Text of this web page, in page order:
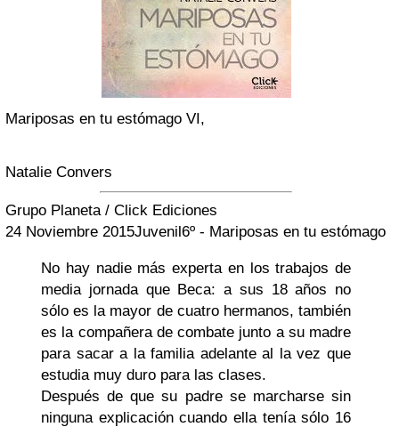
Mariposas en tu estómago VI,
Natalie Convers
Grupo Planeta / Click Ediciones
24 Noviembre 2015Juvenil6º - Mariposas en tu estómago
No hay nadie más experta en los trabajos de
media jornada que Beca: a sus 18 años no
sólo es la mayor de cuatro hermanos, también
es la compañera de combate junto a su madre
para sacar a la familia adelante al la vez que
estudia muy duro para las clases.
Después de que su padre se marcharse sin
ninguna explicación cuando ella tenía sólo 16